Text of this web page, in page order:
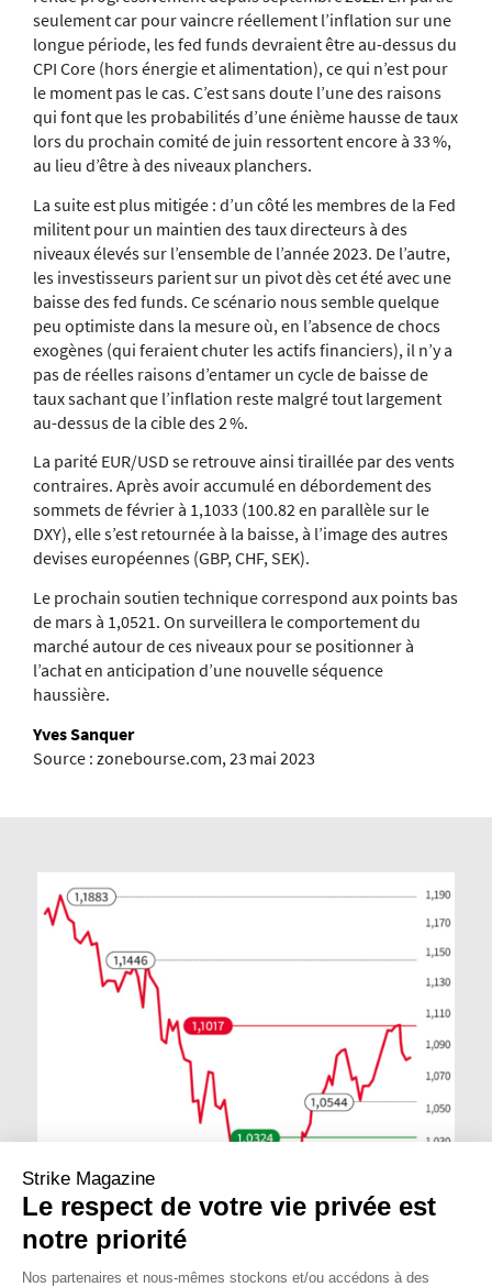
seulement car pour vaincre réellement l’inflation sur une
longue période, les fed funds devraient être au-dessus du
CPI Core (hors énergie et alimentation), ce qui n’est pour
le moment pas le cas. C’est sans doute l’une des raisons
qui font que les probabilités d’une énième hausse de taux
lors du prochain comité de juin ressortent encore à 33 %,
au lieu d’être à des niveaux planchers.
La suite est plus mitigée : d’un côté les membres de la Fed
militent pour un maintien des taux directeurs à des
niveaux élevés sur l’ensemble de l’année 2023. De l’autre,
les investisseurs parient sur un pivot dès cet été avec une
baisse des fed funds. Ce scénario nous semble quelque
peu optimiste dans la mesure où, en l’absence de chocs
exogènes (qui feraient chuter les actifs financiers), il n’y a
pas de réelles raisons d’entamer un cycle de baisse de
taux sachant que l’inflation reste malgré tout largement
au-dessus de la cible des 2 %.
La parité EUR/USD se retrouve ainsi tiraillée par des vents
contraires. Après avoir accumulé en débordement des
sommets de février à 1,1033 (100.82 en parallèle sur le
DXY), elle s’est retournée à la baisse, à l’image des autres
devises européennes (GBP, CHF, SEK).
Le prochain soutien technique correspond aux points bas
de mars à 1,0521. On surveillera le comportement du
marché autour de ces niveaux pour se positionner à
l’achat en anticipation d’une nouvelle séquence
haussière.
Yves Sanquer
Source : zonebourse.com, 23 mai 2023
Strike Magazine
Le respect de votre vie privée est
notre priorité
Nos partenaires et nous-mêmes stockons et/ou accédons à des